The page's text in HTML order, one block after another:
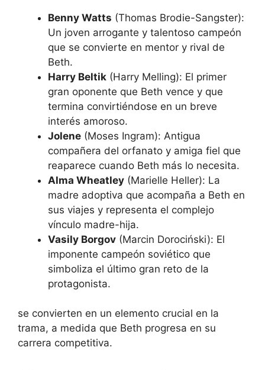
Benny Watts (Thomas Brodie-Sangster):
Un joven arrogante y talentoso campeón
que se convierte en mentor y rival de
Beth.
Harry Beltik (Harry Melling): El primer
gran oponente que Beth vence y que
termina convirtiéndose en un breve
interés amoroso.
Jolene (Moses Ingram): Antigua
compañera del orfanato y amiga fiel que
reaparece cuando Beth más lo necesita.
Alma Wheatley (Marielle Heller): La
madre adoptiva que acompaña a Beth en
sus viajes y representa el complejo
vínculo madre-hija.
Vasily Borgov (Marcin Dorociński): El
imponente campeón soviético que
simboliza el último gran reto de la
protagonista.
se convierten en un elemento crucial en la
trama, a medida que Beth progresa en su
carrera competitiva.